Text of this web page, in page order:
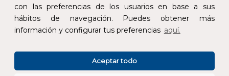
con las preferencias de los usuarios en base a sus
hábitos de navegación. Puedes obtener más
información y configurar tus preferencias aquí.
Aceptar todo
Atención al cliente